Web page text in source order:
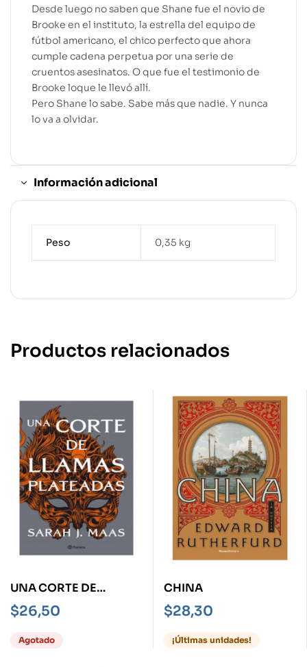
Desde luego no saben que Shane fue el novio de
Brooke en el instituto, la estrella del equipo de
fútbol americano, el chico perfecto que ahora
cumple cadena perpetua por una serie de
cruentos asesinatos. O que fue el testimonio de
Brooke loque le llevó allí.
Pero Shane lo sabe. Sabe más que nadie. Y nunca
lo va a olvidar.
Información adicional
Peso 0,35 kg
Productos relacionados
UNA CORTE DE
LLAMAS PLATEADAS
$26,50
Agotado
CHINA
$28,30
¡Últimas unidades!